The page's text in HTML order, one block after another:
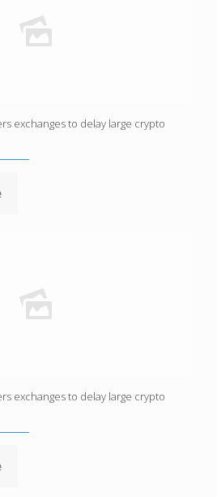
exchanges to delay large crypto
exchanges to delay large crypto